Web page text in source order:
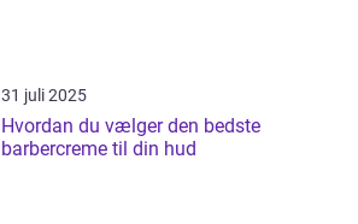
31 juli 2025
Hvordan du vælger den bedste
barbercreme til din hud